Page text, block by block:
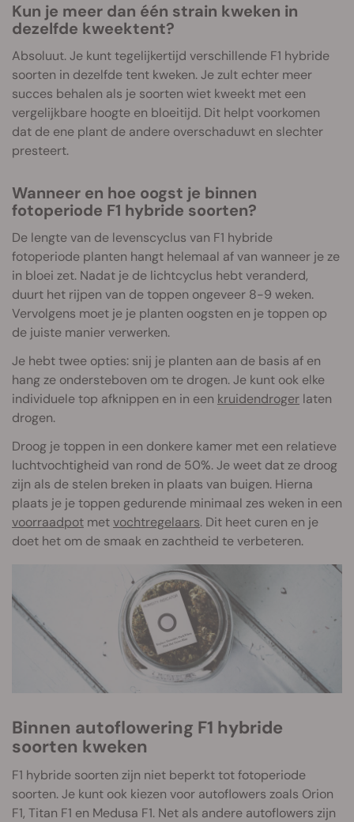
Kun je meer dan één strain kweken in
dezelfde kweektent?
Absoluut. Je kunt tegelijkertijd verschillende F1 hybride
soorten in dezelfde tent kweken. Je zult echter meer
succes behalen als je soorten wiet kweekt met een
vergelijkbare hoogte en bloeitijd. Dit helpt voorkomen
dat de ene plant de andere overschaduwt en slechter
presteert.
Wanneer en hoe oogst je binnen
fotoperiode F1 hybride soorten?
De lengte van de levenscyclus van F1 hybride
fotoperiode planten hangt helemaal af van wanneer je ze
in bloei zet. Nadat je de lichtcyclus hebt veranderd,
duurt het rijpen van de toppen ongeveer 8-9 weken.
Vervolgens moet je je planten oogsten en je toppen op
de juiste manier verwerken.
Je hebt twee opties: snij je planten aan de basis af en
hang ze ondersteboven om te drogen. Je kunt ook elke
individuele top afknippen en in een kruidendroger laten
drogen.
Droog je toppen in een donkere kamer met een relatieve
luchtvochtigheid van rond de 50%. Je weet dat ze droog
zijn als de stelen breken in plaats van buigen. Hierna
plaats je je toppen gedurende minimaal zes weken in een
voorraadpot metvochtregelaars. Dit heet curen en je
doet het om de smaak en zachtheid te verbeteren.
Binnen autoflowering F1 hybride
soorten kweken
F1 hybride soorten zijn niet beperkt tot fotoperiode
soorten. Je kunt ook kiezen voor autoflowers zoals Orion
F1, Titan F1 en Medusa F1. Net als andere autoflowers zijn